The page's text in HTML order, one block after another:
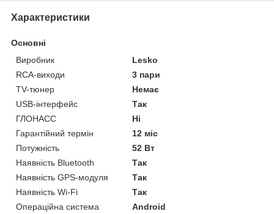
Характеристики
Основні
Виробник
Lesko
RCA-виходи
3 пари
TV-тюнер
Немає
USB-інтерфейс
Так
ГЛОНАСС
Ні
Гарантійний термін
12 міс
Потужність
52 Вт
Наявність Bluetooth
Так
Наявність GPS-модуля
Так
Наявність Wi-Fi
Так
Операційна система
Android